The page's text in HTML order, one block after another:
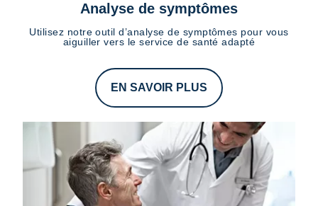
Analyse de symptômes
Utilisez notre outil d’analyse de symptômes pour vous
aiguiller vers le service de santé adapté
EN SAVOIR PLUS